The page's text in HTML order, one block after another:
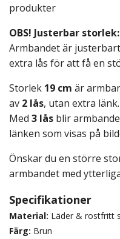
produkter
OBS! Justerbar storlek:
Armbandet är
extra lås för att få en
Storlek 19 cm är
av 2 lås, utan extra länk.
Med 3 lås blir
länken som visas på
Önskar du en större
armbandet med
Specifikationer
Material: Läder & rostfritt
Färg: Brun